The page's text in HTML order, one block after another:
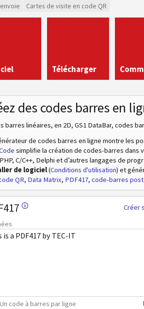
Cartes de visite en code QR
Télécharger
des codes barres en
barres linéaires, en 2D, GS1 DataBar, codes
de codes barres en ligne montre les
simplifie la création de codes-barres dans
C/C++, Delphi et d’autres langages de
de logiciel(Conditions d'utilisation) et
QR, Data Matrix, PDF417, code-barres
Créer
🛈
Un code à barres par ligne